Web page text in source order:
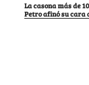
La casona más de
Petro afinó su cara